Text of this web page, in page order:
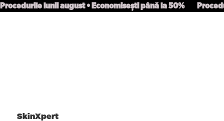
Procedurile lunii august • Economisești până la 50%
SkinXpert